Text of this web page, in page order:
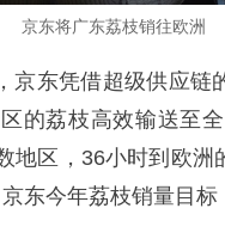
京东将广东荔枝销往欧洲
京东凭借超级供应
的荔枝高效输送至
地区，36小时到欧
东今年荔枝销量目